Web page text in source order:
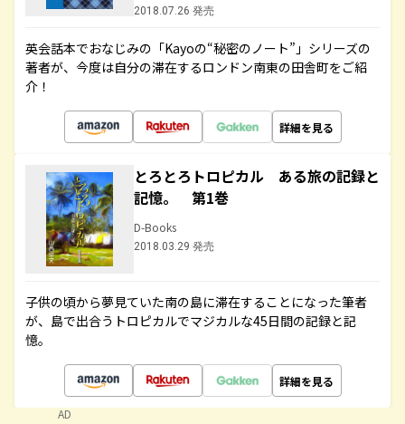
2018.07.26 発売
英会話本でおなじみの「Kayoの“秘密のノート”」シリーズの
著者が、今度は自分の滞在するロンドン南東の田舎町をご紹
介！
詳細を見る
とろとろトロピカル ある旅の記録と
記憶。 第1巻
D-Books
2018.03.29 発売
子供の頃から夢見ていた南の島に滞在することになった筆者
が、島で出合うトロピカルでマジカルな45日間の記録と記
憶。
詳細を見る
AD